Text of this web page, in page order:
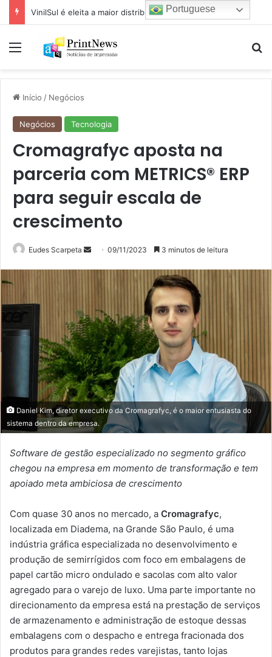
Menu
Início / Negócios
Negócios Tecnologia
Cromagrafyc aposta na
parceria com METRICS® ERP
para seguir escala de
crescimento
Eudes Scarpeta
Mande09/11/2023 3 minutos de leitura
Daniel Kim, diretor executivo da Cromagrafyc, é o maior entusiasta do
sistema dentro da empresa.
Software de gestão especializado no segmento gráfico
chegou na empresa em momento de transformação e tem
apoiado meta ambiciosa de crescimento
Com quase 30 anos no mercado, a Cromagrafyc,
localizada em Diadema, na Grande São Paulo, é uma
indústria gráfica especializada no desenvolvimento e
produção de semirrígidos com foco em embalagens de
papel cartão micro ondulado e sacolas com alto valor
agregado para o varejo de luxo. Uma parte importante no
direcionamento da empresa está na prestação de serviços
de armazenamento e administração de estoque dessas
embalagens com o despacho e entrega fracionada dos
produtos para grandes redes varejistas, tanto lojas
Portuguese